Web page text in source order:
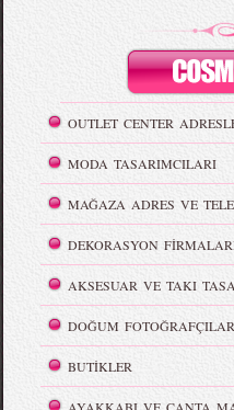
OUTLET CENTER
MODA TASARIMCILARI
MAĞAZA ADRES VE
DEKORASYON
AKSESUAR VE TAKI
DOĞUM
BUTİKLER